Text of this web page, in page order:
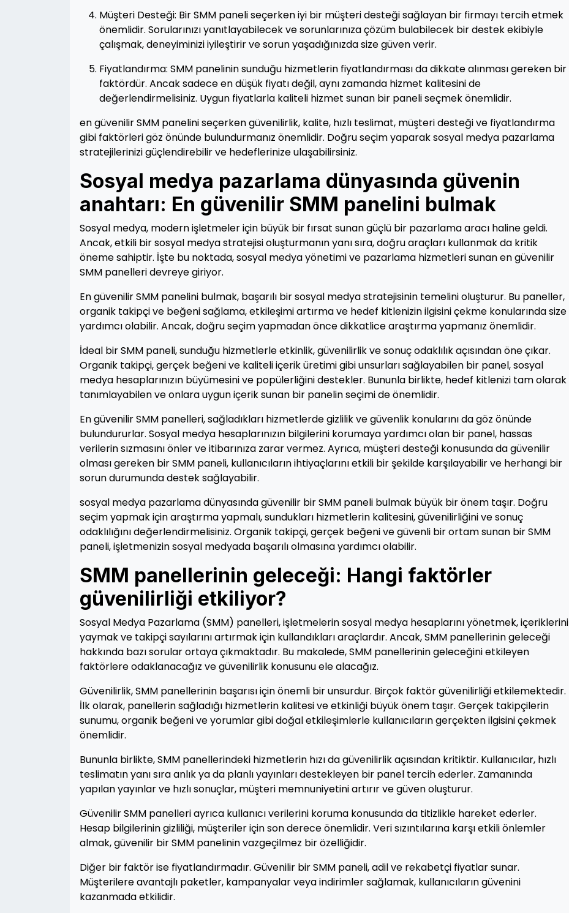
Müşteri Desteği: Bir SMM paneli seçerken iyi bir müşteri desteği sağlayan bir firmayı tercih etmek
önemlidir. Sorularınızı yanıtlayabilecek ve sorunlarınıza çözüm bulabilecek bir destek ekibiyle
çalışmak, deneyiminizi iyileştirir ve sorun yaşadığınızda size güven verir.
Fiyatlandırma: SMM panelinin sunduğu hizmetlerin fiyatlandırması da dikkate alınması gereken bir
faktördür. Ancak sadece en düşük fiyatı değil, aynı zamanda hizmet kalitesini de
değerlendirmelisiniz. Uygun fiyatlarla kaliteli hizmet sunan bir paneli seçmek önemlidir.
en güvenilir SMM panelini seçerken güvenilirlik, kalite, hızlı teslimat, müşteri desteği ve fiyatlandırma
gibi faktörleri göz önünde bulundurmanız önemlidir. Doğru seçim yaparak sosyal medya pazarlama
stratejilerinizi güçlendirebilir ve hedeflerinize ulaşabilirsiniz.
Sosyal medya pazarlama dünyasında güvenin
anahtarı: En güvenilir SMM panelini bulmak
Sosyal medya, modern işletmeler için büyük bir fırsat sunan güçlü bir pazarlama aracı haline geldi.
Ancak, etkili bir sosyal medya stratejisi oluşturmanın yanı sıra, doğru araçları kullanmak da kritik
öneme sahiptir. İşte bu noktada, sosyal medya yönetimi ve pazarlama hizmetleri sunan en güvenilir
SMM panelleri devreye giriyor.
En güvenilir SMM panelini bulmak, başarılı bir sosyal medya stratejisinin temelini oluşturur. Bu paneller,
organik takipçi ve beğeni sağlama, etkileşimi artırma ve hedef kitlenizin ilgisini çekme konularında size
yardımcı olabilir. Ancak, doğru seçim yapmadan önce dikkatlice araştırma yapmanız önemlidir.
İdeal bir SMM paneli, sunduğu hizmetlerle etkinlik, güvenilirlik ve sonuç odaklılık açısından öne çıkar.
Organik takipçi, gerçek beğeni ve kaliteli içerik üretimi gibi unsurları sağlayabilen bir panel, sosyal
medya hesaplarınızın büyümesini ve popülerliğini destekler. Bununla birlikte, hedef kitlenizi tam olarak
tanımlayabilen ve onlara uygun içerik sunan bir panelin seçimi de önemlidir.
En güvenilir SMM panelleri, sağladıkları hizmetlerde gizlilik ve güvenlik konularını da göz önünde
bulundururlar. Sosyal medya hesaplarınızın bilgilerini korumaya yardımcı olan bir panel, hassas
verilerin sızmasını önler ve itibarınıza zarar vermez. Ayrıca, müşteri desteği konusunda da güvenilir
olması gereken bir SMM paneli, kullanıcıların ihtiyaçlarını etkili bir şekilde karşılayabilir ve herhangi bir
sorun durumunda destek sağlayabilir.
sosyal medya pazarlama dünyasında güvenilir bir SMM paneli bulmak büyük bir önem taşır. Doğru
seçim yapmak için araştırma yapmalı, sundukları hizmetlerin kalitesini, güvenilirliğini ve sonuç
odaklılığını değerlendirmelisiniz. Organik takipçi, gerçek beğeni ve güvenli bir ortam sunan bir SMM
paneli, işletmenizin sosyal medyada başarılı olmasına yardımcı olabilir.
SMM panellerinin geleceği: Hangi faktörler
güvenilirliği etkiliyor?
Sosyal Medya Pazarlama (SMM) panelleri, işletmelerin sosyal medya hesaplarını yönetmek, içeriklerini
yaymak ve takipçi sayılarını artırmak için kullandıkları araçlardır. Ancak, SMM panellerinin geleceği
hakkında bazı sorular ortaya çıkmaktadır. Bu makalede, SMM panellerinin geleceğini etkileyen
faktörlere odaklanacağız ve güvenilirlik konusunu ele alacağız.
Güvenilirlik, SMM panellerinin başarısı için önemli bir unsurdur. Birçok faktör güvenilirliği etkilemektedir.
İlk olarak, panellerin sağladığı hizmetlerin kalitesi ve etkinliği büyük önem taşır. Gerçek takipçilerin
sunumu, organik beğeni ve yorumlar gibi doğal etkileşimlerle kullanıcıların gerçekten ilgisini çekmek
önemlidir.
Bununla birlikte, SMM panellerindeki hizmetlerin hızı da güvenilirlik açısından kritiktir. Kullanıcılar, hızlı
teslimatın yanı sıra anlık ya da planlı yayınları destekleyen bir panel tercih ederler. Zamanında
yapılan yayınlar ve hızlı sonuçlar, müşteri memnuniyetini artırır ve güven oluşturur.
Güvenilir SMM panelleri ayrıca kullanıcı verilerini koruma konusunda da titizlikle hareket ederler.
Hesap bilgilerinin gizliliği, müşteriler için son derece önemlidir. Veri sızıntılarına karşı etkili önlemler
almak, güvenilir bir SMM panelinin vazgeçilmez bir özelliğidir.
Diğer bir faktör ise fiyatlandırmadır. Güvenilir bir SMM paneli, adil ve rekabetçi fiyatlar sunar.
Müşterilere avantajlı paketler, kampanyalar veya indirimler sağlamak, kullanıcıların güvenini
kazanmada etkilidir.